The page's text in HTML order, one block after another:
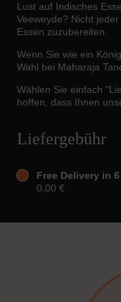
Lust auf Indisches
Veeweyde? Nicht
Essen zuzubereiten.
Wenn Sie wie ein
Wahl bei Maharaja
Wählen Sie einfach
hoffen, dass Ihnen
Liefergebühr
Free Delivery in
0,00 €